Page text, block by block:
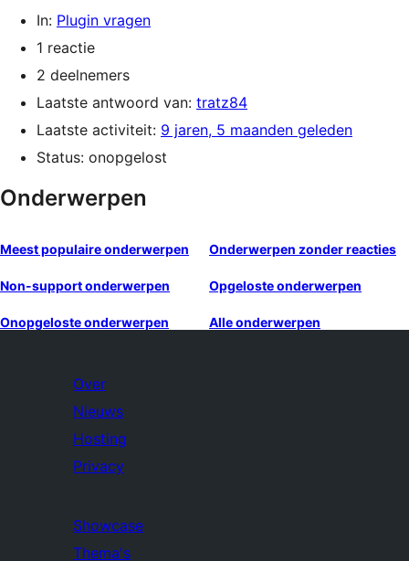
In: Plugin vragen
1 reactie
2 deelnemers
Laatste antwoord van: tratz84
Laatste activiteit: 9 jaren, 5 maanden geleden
Status: onopgelost
Onderwerpen
Meest populaire onderwerpen Onderwerpen zonder reacties
Non-support onderwerpen Opgeloste onderwerpen
Onopgeloste onderwerpen Alle onderwerpen
Over
Nieuws
Hosting
Privacy
Showcase
Thema's